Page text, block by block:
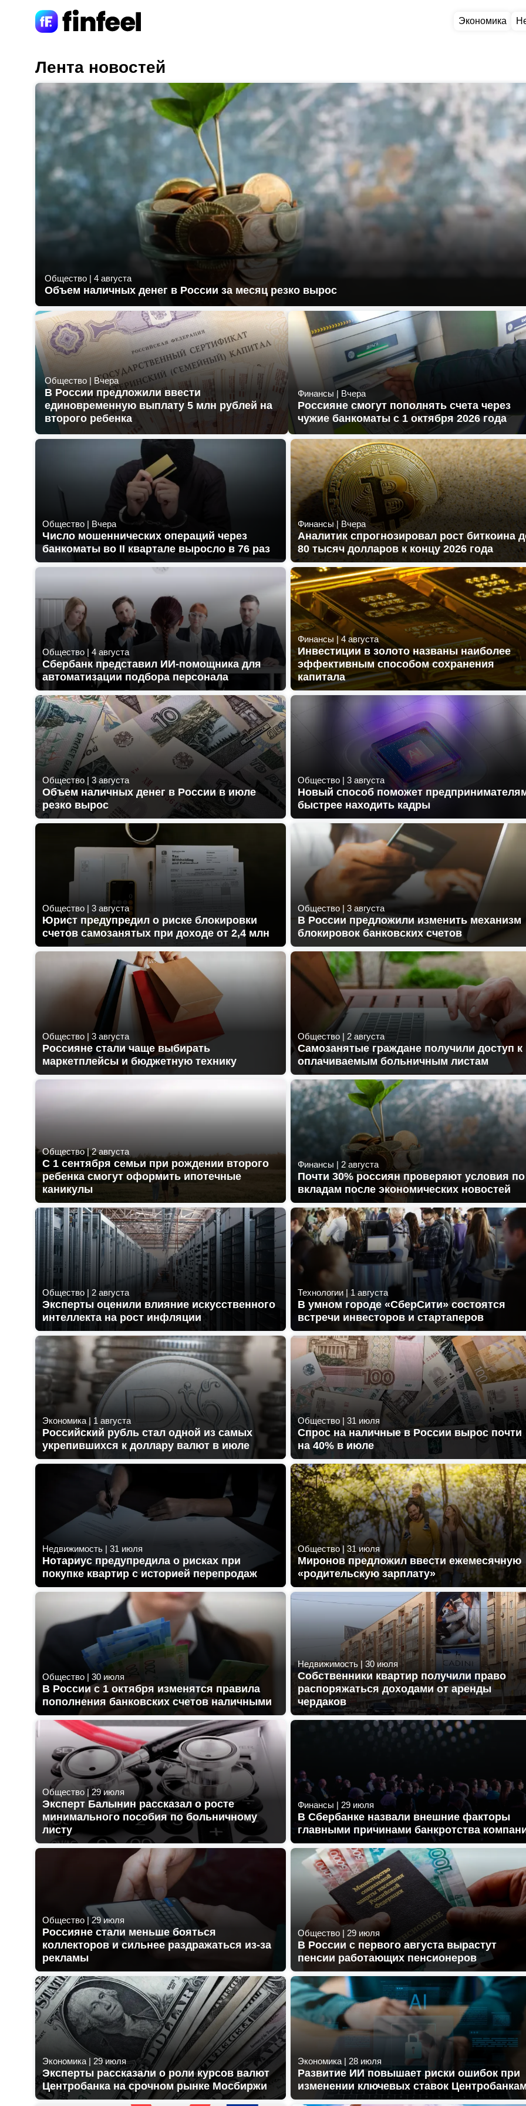
Экономика
Лента новостей
Общество | 4 августа
Объем наличных денег в России за месяц резко вырос
Общество | Вчера
В России предложили ввести
единовременную выплату 5 млн рублей на
второго ребенка
Финансы | Вчера
Россияне смогут пополнять счета через
чужие банкоматы с 1 октября 2026 года
Общество | Вчера
Число мошеннических операций через
банкоматы во II квартале выросло в 76 раз
Финансы|Вчера
Аналитик спрогнозировал рост биткоина
80 тысяч долларов к концу 2026 года
Общество | 4 августа
Сбербанк представил ИИ-помощника для
автоматизации подбора персонала
Финансы |4 августа
Инвестиции в золото названы наиболее
эффективным способом сохранения
капитала
Общество| 3 августа
Объем наличных денег в России в июле
резко вырос
Общество | 3 августа
Новый способ поможет
быстрее находить кадры
Общество | 3 августа
Юрист предупредил о риске блокировки
счетов самозанятых при доходе от 2,4 млн
Общество | 3 августа
В России предложили изменить механизм
блокировок банковских счетов
Общество | 3 августа
Россияне стали чаще выбирать
маркетплейсы и бюджетную технику
Общество | 2 августа
Самозанятые граждане получили доступ к
оплачиваемым больничным листам
Общество|2 августа
С 1 сентября семьи при рождении второго
ребенка смогут оформить ипотечные
каникулы
Финансы | 2 августа
Почти 30% россиян проверяют условия по
вкладам после экономических новостей
Общество | 2 августа
Эксперты оценили влияние искусственного
интеллекта на рост инфляции
Технологии | 1 августа
В умном городе «СберСити» состоятся
встречи инвесторов и стартаперов
Экономика | 1 августа
Российский рубль стал одной из самых
укрепившихся к доллару валют в июле
Общество | 31 июля
Спрос на наличные в России вырос почти
на 40% в июле
Недвижимость | 31 июля
Нотариус предупредила о рисках при
покупке квартир с историей перепродаж
Общество| 31 июля
Миронов предложил ввести ежемесячную
«родительскую зарплату»
Общество | 30 июля
В России с 1 октября изменятся правила
пополнения банковских счетов наличными
Недвижимость | 30 июля
Собственники квартир получили право
распоряжаться доходами от аренды
чердаков
Общество|29 июля
Эксперт Балынин рассказал о росте
минимального пособия по больничному
листу
Финансы | 29 июля
В Сбербанке назвали внешние факторы
главными причинами банкротства
Общество | 29 июля
Россияне стали меньше бояться
коллекторов и сильнее раздражаться из-за
рекламы
Общество | 29 июля
В России с первого августа вырастут
пенсии работающих пенсионеров
Экономика | 29 июля
Эксперты рассказали о роли курсов валют
Центробанка на срочном рынке Мосбиржи
Экономика | 28 июля
Развитие ИИ повышает риски ошибок при
изменении ключевых ставок